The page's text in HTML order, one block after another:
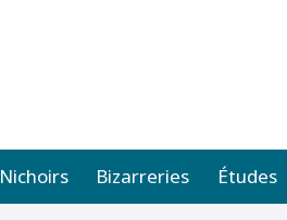
Nichoirs Bizarreries Études